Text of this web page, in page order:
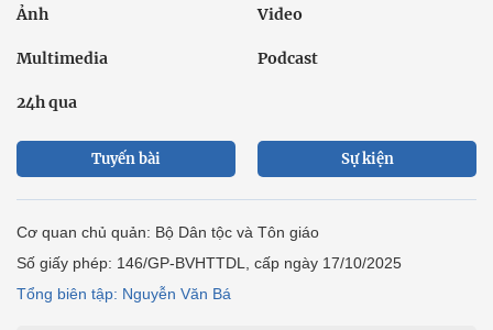
Ảnh Video
Multimedia Podcast
24h qua
Tuyến bài Sự kiện
Cơ quan chủ quản: Bộ Dân tộc và Tôn giáo
Số giấy phép: 146/GP-BVHTTDL, cấp ngày 17/10/2025
Tổng biên tập: Nguyễn Văn Bá